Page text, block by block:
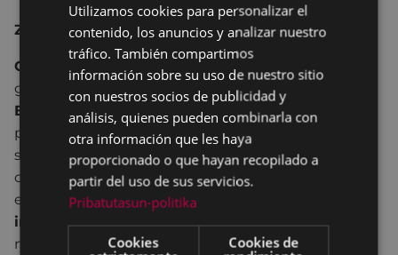
Zanguango Teatro
Cuatro figurantes
tienen la osadía de continuar la
gira de un
gran espectáculo sobre la vida de
Emiliano Zapata
que había sido abandonado por
protagonistas y productores. Su incapacidad les
somete a una cómica angustia y les hará tropezar
constantemente con la ficción que intentan poner
en pie.
Esto no me lo esperaba
irónica y divertidasobre el papel que tenemos en
nuestras propias vidas: el de figurantes al fondo del
BASQUE
SPANISH
Utilizamos cookies para personalizar el
contenido, los anuncios y analizar nuestro
tráfico. También compartimos
información sobre su uso de nuestro sitio
con nuestros socios de publicidad y
análisis, quienes pueden combinarla con
otra información que les haya
proporcionado o que hayan recopilado a
partir del uso de sus servicios.
Pribatutasun-politika
Cookies
Cookies de